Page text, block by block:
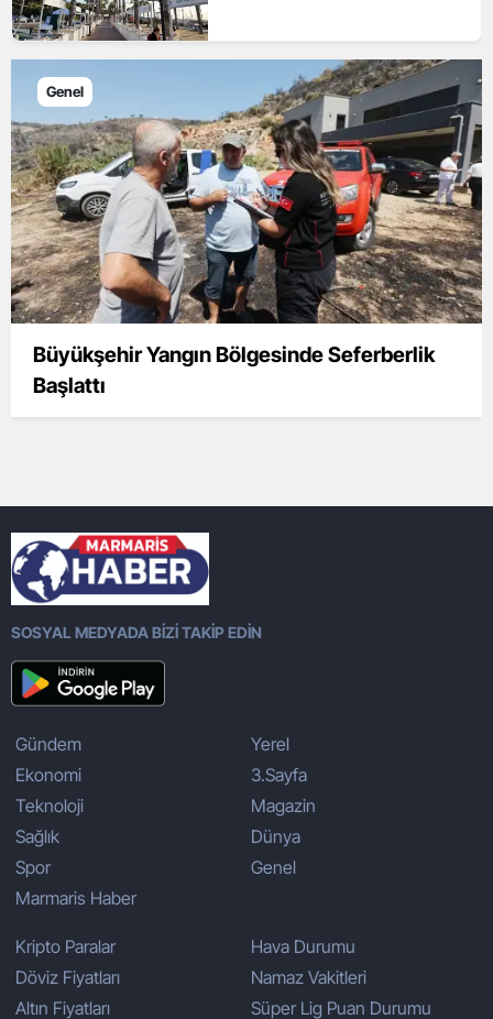
Genel
Büyükşehir Yangın Bölgesinde Seferberlik
Başlattı
SOSYAL MEDYADA BİZİ TAKİP EDİN
Gündem
Ekonomi
Teknoloji
Sağlık
Spor
Marmaris Haber
Yerel
3.Sayfa
Magazin
Dünya
Genel
Kripto Paralar
Döviz Fiyatları
Altın Fiyatları
Hava Durumu
Namaz Vakitleri
Süper Lig Puan Durumu